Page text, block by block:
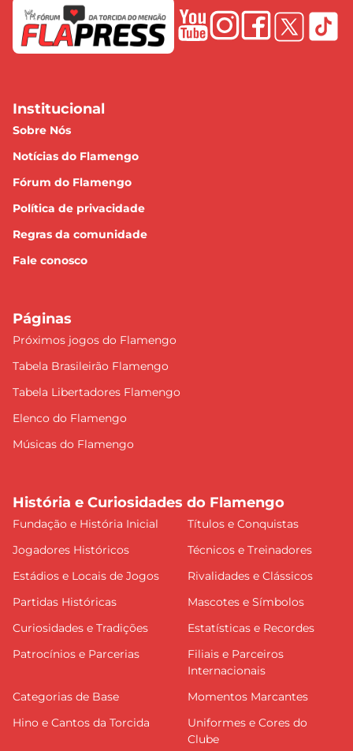
Institucional
Sobre Nós
Notícias do Flamengo
Fórum do Flamengo
Política de privacidade
Regras da comunidade
Fale conosco
Páginas
Próximos jogos do Flamengo
Tabela Brasileirão Flamengo
Tabela Libertadores Flamengo
Elenco do Flamengo
Músicas do Flamengo
História e Curiosidades do Flamengo
Fundação e História Inicial
Títulos e Conquistas
Jogadores Históricos
Técnicos e Treinadores
Estádios e Locais de Jogos
Rivalidades e Clássicos
Partidas Históricas
Mascotes e Símbolos
Curiosidades e Tradições
Estatísticas e Recordes
Patrocínios e Parcerias
Filiais e Parceiros
Internacionais
Categorias de Base
Momentos Marcantes
Hino e Cantos da Torcida
Uniformes e Cores do
Clube